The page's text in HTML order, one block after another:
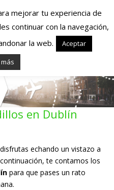
en
en
–
en
en Dublín
echando un vistazo a
te contamos los
para que pases un rato
mejorar tu experiencia de
continuar con la navegación,
la web.
Aceptar